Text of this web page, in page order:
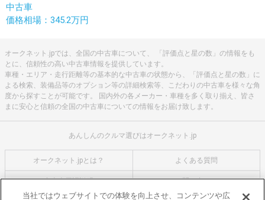
中古車
価格相場：345.2万円
オークネット.jpでは、全国の中古車について、 「評価点と星の数」の情報をも
とに、信頼性の高い中古車情報を提供しています。
車種・エリア・走行距離等の基本的な中古車の状態から、「評価点と星の数」に
よる検索、装備品等のオプション等の詳細検索等、こだわりの中古車を様々な角
度から探すことが可能です。 国内外の各メーカー・車種を多く取り揃え、皆さ
まに安心と信頼の全国の中古車についての情報をお届け致します。
あんしんのクルマ選びはオークネット.jp
オークネット.jpとは？ よくある質問
中古車用語説明 お問い合わせ
当社ではウェブサイトでの体験を向上させ、コンテンツや広